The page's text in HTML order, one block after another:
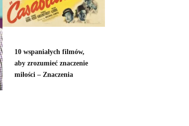
10 wspaniałych filmów,
aby zrozumieć znaczenie
miłości – Znaczenia